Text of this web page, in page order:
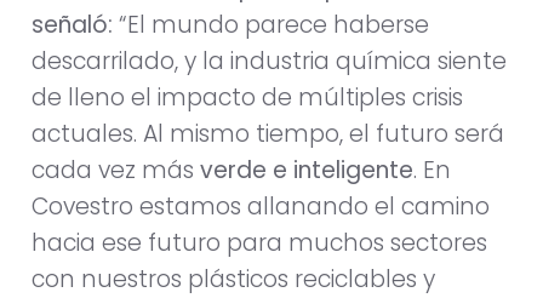
señaló: “El mundo parece haberse
descarrilado, y la industria química siente
de lleno el impacto de múltiples crisis
actuales. Al mismo tiempo, el futuro será
cada vez más verde e inteligente. En
Covestro estamos allanando el camino
hacia ese futuro para muchos sectores
con nuestros plásticos reciclables y